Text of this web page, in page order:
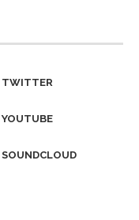
TWITTER
YOUTUBE
SOUNDCLOUD